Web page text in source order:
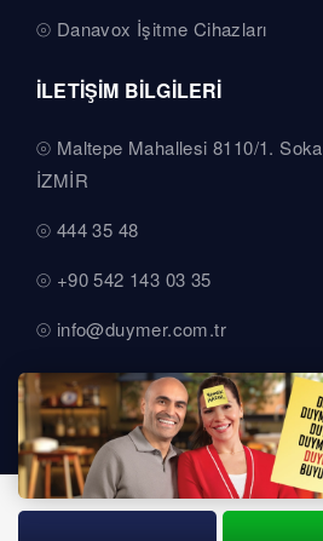
Danavox İşitme Cihazları
İLETİŞİM BİLGİLERİ
Maltepe Mahallesi 8110/1.
İZMİR
444 35 48
+90 542 143 03 35
info@duymer.com.tr